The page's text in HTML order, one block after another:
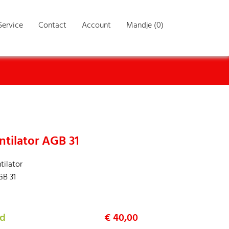
Contact Account Mandje (0)
AGB 31
31
€ 40,00